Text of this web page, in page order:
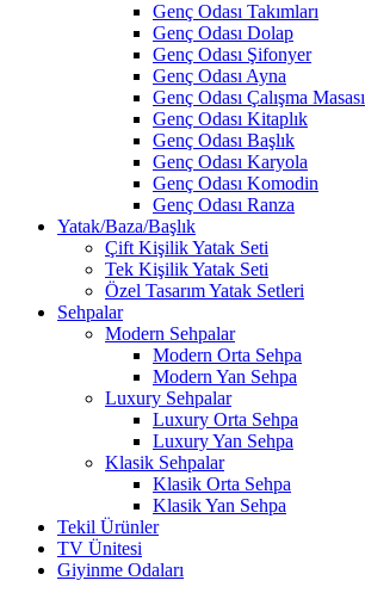
Genç Odası Takımları
Genç Odası Dolap
Genç Odası Şifonyer
Genç Odası Ayna
Genç Odası Çalışma Masası
Genç Odası Kitaplık
Genç Odası Başlık
Genç Odası Karyola
Genç Odası Komodin
Genç Odası Ranza
Yatak/Baza/Başlık
Çift Kişilik Yatak Seti
Tek Kişilik Yatak Seti
Özel Tasarım Yatak Setleri
Sehpalar
Modern Sehpalar
Modern Orta Sehpa
Modern Yan Sehpa
Luxury Sehpalar
Luxury Orta Sehpa
Luxury Yan Sehpa
Klasik Sehpalar
Klasik Orta Sehpa
Klasik Yan Sehpa
Tekil Ürünler
TV Ünitesi
Giyinme Odaları